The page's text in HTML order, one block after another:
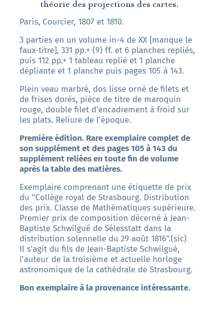
théorie des projections des cartes.
Paris, Courcier, 1807 et 1810.
3 parties en un volume in-4 de XX [manque le
faux-titre], 331 pp.+ (9) ff. et 6 planches repliés,
puis 112 pp.+ 1 tableau replié et 1 planche
dépliante et 1 planche puis pages 105 à 143.
Plein veau marbré, dos lisse orné de filets et
de frises dorés, pièce de titre de maroquin
rouge, double filet d'encadrement à froid sur
les plats. Reliure de l'époque.
Première édition. Rare exemplaire complet de
son supplément et des pages 105 à 143 du
supplément reliées en toute fin de volume
après la table des matières.
Exemplaire comprenant une étiquette de prix
du "Collège royal de Strasbourg. Distribution
des prix. Classe de Mathématiques supérieure.
Premier prix de composition décerné à Jean-
Baptiste Schwilgué de Sélesstatt dans la
distribution solennelle du 29 août 1816".(sic)
Il s'agit du fils de Jean-Baptiste Schwilgué,
l'auteur de la troisième et actuelle horloge
astronomique de la cathédrale de Strasbourg.
Bon exemplaire à la provenance intéressante.